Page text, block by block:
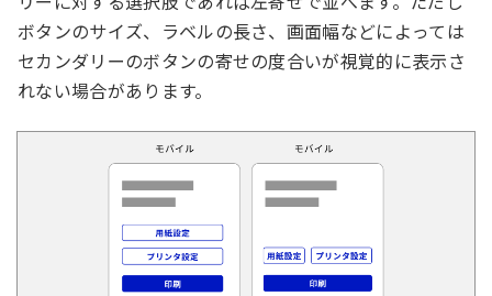
ボタンのサイズ、ラベルの長さ、画面幅などによっては
セカンダリーのボタンの寄せの度合いが視覚的に表示さ
れない場合があります。